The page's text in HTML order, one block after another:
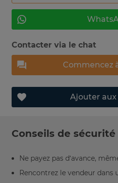
Contacter via le chat
Commencez
Ajouter aux
Conseils de sécurité
Ne payez pas d’avance,
Rencontrez le vendeur dans